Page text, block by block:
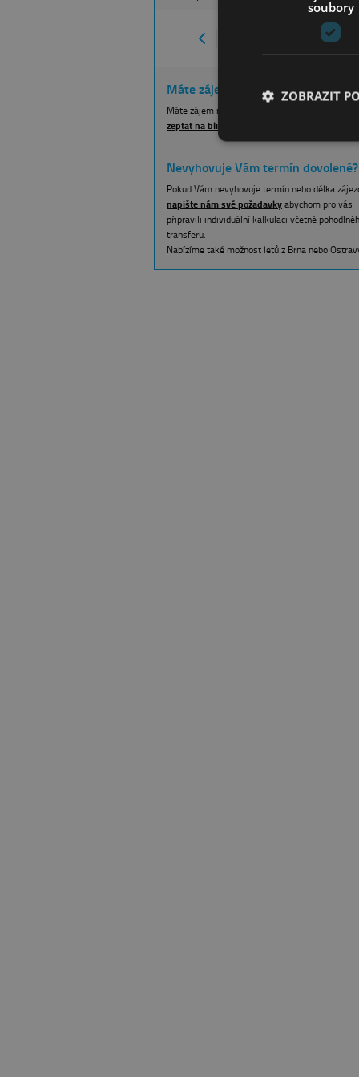
5
Máte zájem o tento zájezd do
Máte zájem navštívit tento hotel a chcete se nás
zeptat na bližší informace?
Nevyhovuje Vám termín dovolené?
Pokud Vám nevyhovuje termín nebo délka
napište nám své požadavkyabychom pro vás
připravili individuální kalkulaci včetně
transferu.
Nabízíme také možnost letů z Brna nebo
soubory
ZOBRAZIT